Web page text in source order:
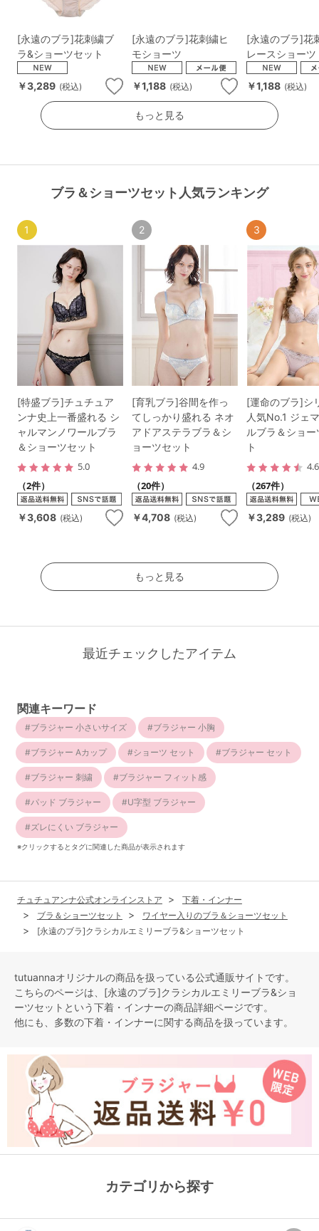
[永遠のブラ]花刺繍ブ
ラ&ショーツセット
￥3,289 (税込)
[永遠のブラ]花刺繍ヒ
モショーツ
￥1,188 (税込)
[永遠のブラ]花
レースショーツ
￥1,188 (税込)
もっと見る
ブラ＆ショーツセット人気ランキング
1
[特盛ブラ]チュチュア
ンナ史上一番盛れる シ
ャルマンノワールブラ
＆ショーツセット
5.0
（2件）
￥3,608 (税込)
2
[育乳ブラ]谷間を作っ
てしっかり盛れる ネオ
アドアステラブラ＆シ
ョーツセット
4.9
（20件）
￥4,708 (税込)
3
[運命のブラ]シ
人気No.1 ジェ
ルブラ＆ショ
ト
4.6
（267件）
￥3,289 (税込)
もっと見る
最近チェックしたアイテム
関連キーワード
ブラジャー 小さいサイズ ブラジャー 小胸
ブラジャー Aカップ ショーツ セット ブラジャー セット
ブラジャー 刺繍 ブラジャー フィット感
パッド ブラジャー U字型 ブラジャー
ズレにくい ブラジャー
※クリックするとタグに関連した商品が表示されます
チュチュアンナ公式オンラインストア
下着・インナー
ブラ＆ショーツセット
ワイヤー入りのブラ＆ショーツセット
[永遠のブラ]クラシカルエミリーブラ&ショーツセット
tutuannaオリジナルの商品を扱っている公式通販サイトです。
こちらのページは、[永遠のブラ]クラシカルエミリーブラ&ショ
ーツセットという下着・インナーの商品詳細ページです。
他にも、多数の下着・インナーに関する商品を扱っています。
カテゴリから探す